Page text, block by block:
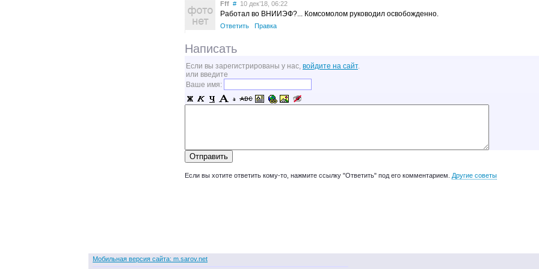
Fff # 10 дек’18, 06:22
Работал во ВНИИЭФ?... Комсомолом руководил освобожденно.
Ответить Правка
Написать
Если вы зарегистрированы у нас, войдите на сайт.
или введите
Ваше имя:
Если вы хотите ответить кому-то, нажмите ссылку "Ответить" под его комментарием. Другие советы
Мобильная версия сайта: m.sarov.net